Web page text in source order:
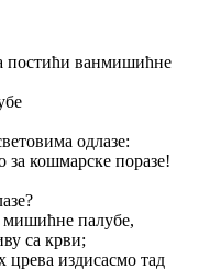
постићи ванмишићне
одлазе:
за кошмарске поразе!
мишићне палубе,
са крви;
црева издисасмо тад